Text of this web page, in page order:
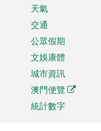
天氣
交通
公眾假期
文娛康體
城市資訊
澳門便覽
統計數字